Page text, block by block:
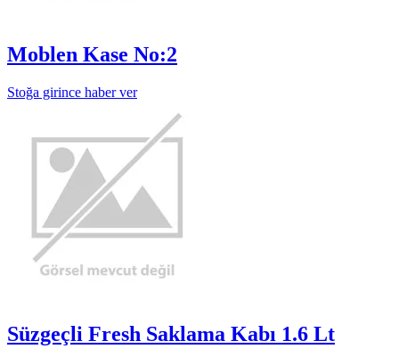
Moblen Kase No:2
Stoğa girince haber ver
Süzgeçli Fresh Saklama Kabı 1.6 Lt